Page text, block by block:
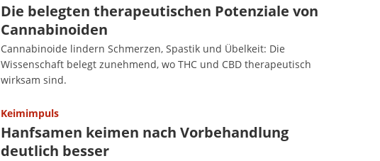
Die belegten therapeutischen Potenziale von
Cannabinoiden
Cannabinoide lindern Schmerzen, Spastik und Übelkeit: Die
Wissenschaft belegt zunehmend, wo THC und CBD therapeutisch
wirksam sind.
Keimimpuls
Hanfsamen keimen nach Vorbehandlung
deutlich besser